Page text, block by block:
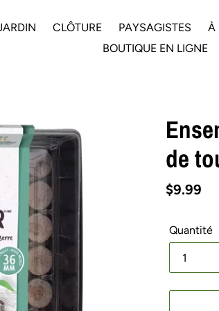
CLÔTURE PAYSAGISTES À
BOUTIQUE EN LIGNE
de
Prix
$9.99
Quantité